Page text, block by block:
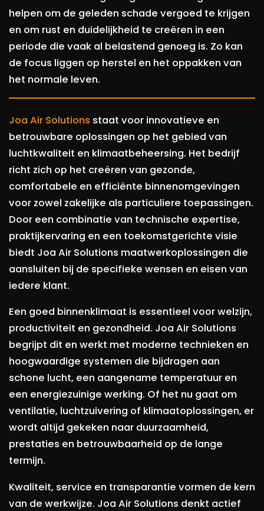
helpen om de geleden schade vergoed te krijgen
en om rust en duidelijkheid te creëren in een
periode die vaak al belastend genoeg is. Zo kan
de focus liggen op herstel en het oppakken van
het normale leven.
Joa Air Solutions staat voor innovatieve en
betrouwbare oplossingen op het gebied van
luchtkwaliteit en klimaatbeheersing. Het bedrijf
richt zich op het creëren van gezonde,
comfortabele en efficiënte binnenomgevingen
voor zowel zakelijke als particuliere toepassingen.
Door een combinatie van technische expertise,
praktijkervaring en een toekomstgerichte visie
biedt Joa Air Solutions maatwerkoplossingen die
aansluiten bij de specifieke wensen en eisen van
iedere klant.
Een goed binnenklimaat is essentieel voor welzijn,
productiviteit en gezondheid. Joa Air Solutions
begrijpt dit en werkt met moderne technieken en
hoogwaardige systemen die bijdragen aan
schone lucht, een aangename temperatuur en
een energiezuinige werking. Of het nu gaat om
ventilatie, luchtzuivering of klimaatoplossingen, er
wordt altijd gekeken naar duurzaamheid,
prestaties en betrouwbaarheid op de lange
termijn.
Kwaliteit, service en transparantie vormen de kern
van de werkwijze. Joa Air Solutions denkt actief